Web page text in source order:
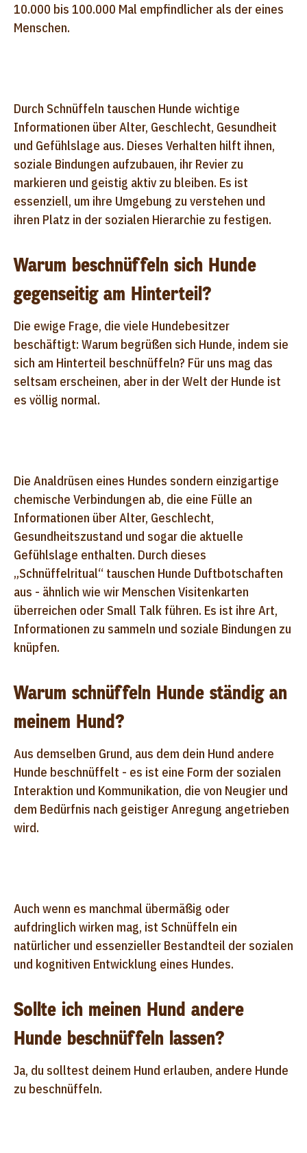
10.000 bis 100.000 Mal empfindlicher als der eines
Menschen.
Durch Schnüffeln tauschen Hunde wichtige
Informationen über Alter, Geschlecht, Gesundheit
und Gefühlslage aus. Dieses Verhalten hilft ihnen,
soziale Bindungen aufzubauen, ihr Revier zu
markieren und geistig aktiv zu bleiben. Es ist
essenziell, um ihre Umgebung zu verstehen und
ihren Platz in der sozialen Hierarchie zu festigen.
Warum beschnüffeln sich Hunde
gegenseitig am Hinterteil?
Die ewige Frage, die viele Hundebesitzer
beschäftigt: Warum begrüßen sich Hunde, indem sie
sich am Hinterteil beschnüffeln? Für uns mag das
seltsam erscheinen, aber in der Welt der Hunde ist
es völlig normal.
Die Analdrüsen eines Hundes sondern einzigartige
chemische Verbindungen ab, die eine Fülle an
Informationen über Alter, Geschlecht,
Gesundheitszustand und sogar die aktuelle
Gefühlslage enthalten. Durch dieses
„Schnüffelritual“ tauschen Hunde Duftbotschaften
aus - ähnlich wie wir Menschen Visitenkarten
überreichen oder Small Talk führen. Es ist ihre Art,
Informationen zu sammeln und soziale Bindungen zu
knüpfen.
Warum schnüffeln Hunde ständig an
meinem Hund?
Aus demselben Grund, aus dem dein Hund andere
Hunde beschnüffelt - es ist eine Form der sozialen
Interaktion und Kommunikation, die von Neugier und
dem Bedürfnis nach geistiger Anregung angetrieben
wird.
Auch wenn es manchmal übermäßig oder
aufdringlich wirken mag, ist Schnüffeln ein
natürlicher und essenzieller Bestandteil der sozialen
und kognitiven Entwicklung eines Hundes.
Sollte ich meinen Hund andere
Hunde beschnüffeln lassen?
Ja, du solltest deinem Hund erlauben, andere Hunde
zu beschnüffeln.